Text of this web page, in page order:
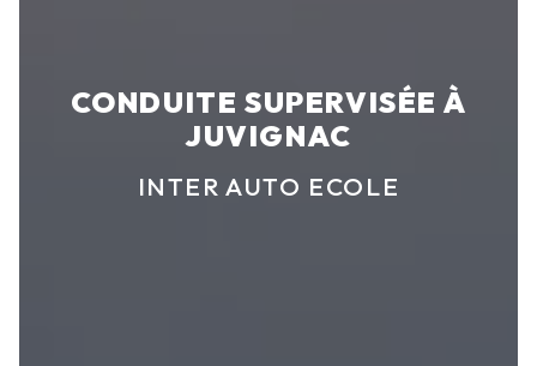
CONDUITE SUPERVISÉE À
JUVIGNAC
INTER AUTO ECOLE